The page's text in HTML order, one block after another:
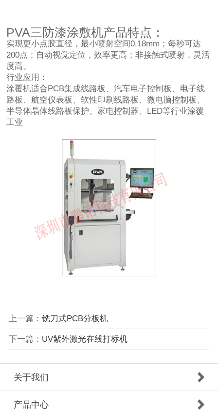
PVA三防漆涂敷机产品特点：
实现更小点胶直径，最小喷射空间0.18mm；每秒可达
200点；自动视觉定位，效率更高；非接触式喷射，灵活
度高。
行业应用：
涂覆机适合PCB集成线路板、汽车电子控制板、电子线
路板、航空仪表板、软性印刷线路板、微电脑控制板、
半导体晶体线路板保护、家电控制器、LED等行业涂覆
工业
上一篇： 铣刀式PCB分板机
下一篇： UV紫外激光在线打标机
关于我们
产品中心